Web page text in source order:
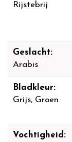
Rijstebrij
Geslacht:
Arabis
Bladkleur:
Grijs, Groen
Vochtigheid: